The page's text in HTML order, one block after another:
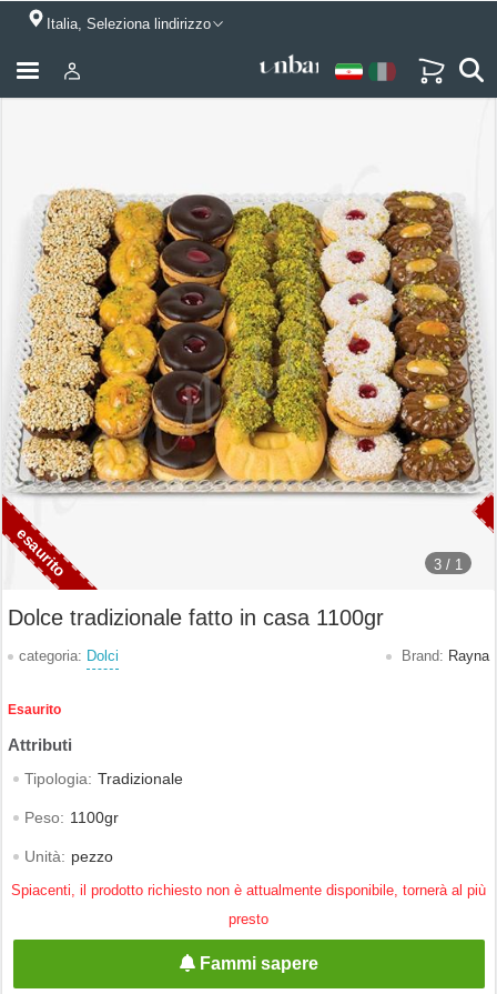
Italia, Seleziona lindirizzo
3 / 1
Dolce tradizionale fatto in casa 1100gr
categoria: Dolci Brand: Rayna
Esaurito
Tipologia: Tradizionale
Peso: 1100gr
Unità: pezzo
Spiacenti, il prodotto richiesto non è attualmente disponibile, tornerà al più
presto
Fammi sapere